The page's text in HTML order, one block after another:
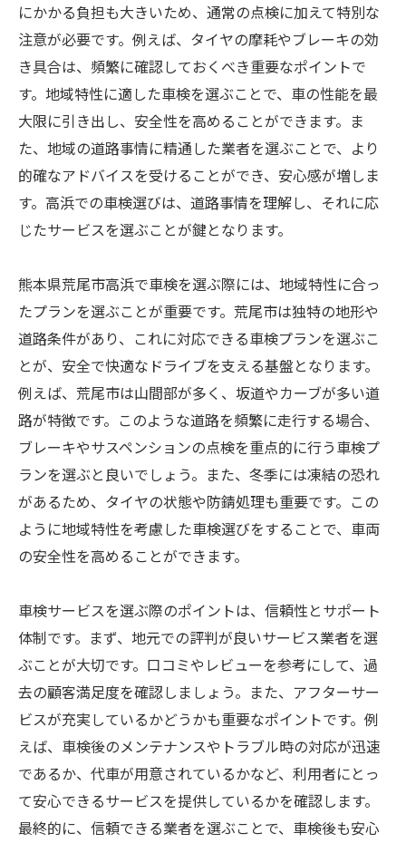
にかかる負担も大きいため、通常の点検に加えて特別な
注意が必要です。例えば、タイヤの摩耗やブレーキの効
き具合は、頻繁に確認しておくべき重要なポイントで
す。地域特性に適した車検を選ぶことで、車の性能を最
大限に引き出し、安全性を高めることができます。ま
た、地域の道路事情に精通した業者を選ぶことで、より
的確なアドバイスを受けることができ、安心感が増しま
す。高浜での車検選びは、道路事情を理解し、それに応
じたサービスを選ぶことが鍵となります。
熊本県荒尾市高浜で車検を選ぶ際には、地域特性に合っ
たプランを選ぶことが重要です。荒尾市は独特の地形や
道路条件があり、これに対応できる車検プランを選ぶこ
とが、安全で快適なドライブを支える基盤となります。
例えば、荒尾市は山間部が多く、坂道やカーブが多い道
路が特徴です。このような道路を頻繁に走行する場合、
ブレーキやサスペンションの点検を重点的に行う車検プ
ランを選ぶと良いでしょう。また、冬季には凍結の恐れ
があるため、タイヤの状態や防錆処理も重要です。この
ように地域特性を考慮した車検選びをすることで、車両
の安全性を高めることができます。
車検サービスを選ぶ際のポイントは、信頼性とサポート
体制です。まず、地元での評判が良いサービス業者を選
ぶことが大切です。口コミやレビューを参考にして、過
去の顧客満足度を確認しましょう。また、アフターサー
ビスが充実しているかどうかも重要なポイントです。例
えば、車検後のメンテナンスやトラブル時の対応が迅速
であるか、代車が用意されているかなど、利用者にとっ
て安心できるサービスを提供しているかを確認します。
最終的に、信頼できる業者を選ぶことで、車検後も安心